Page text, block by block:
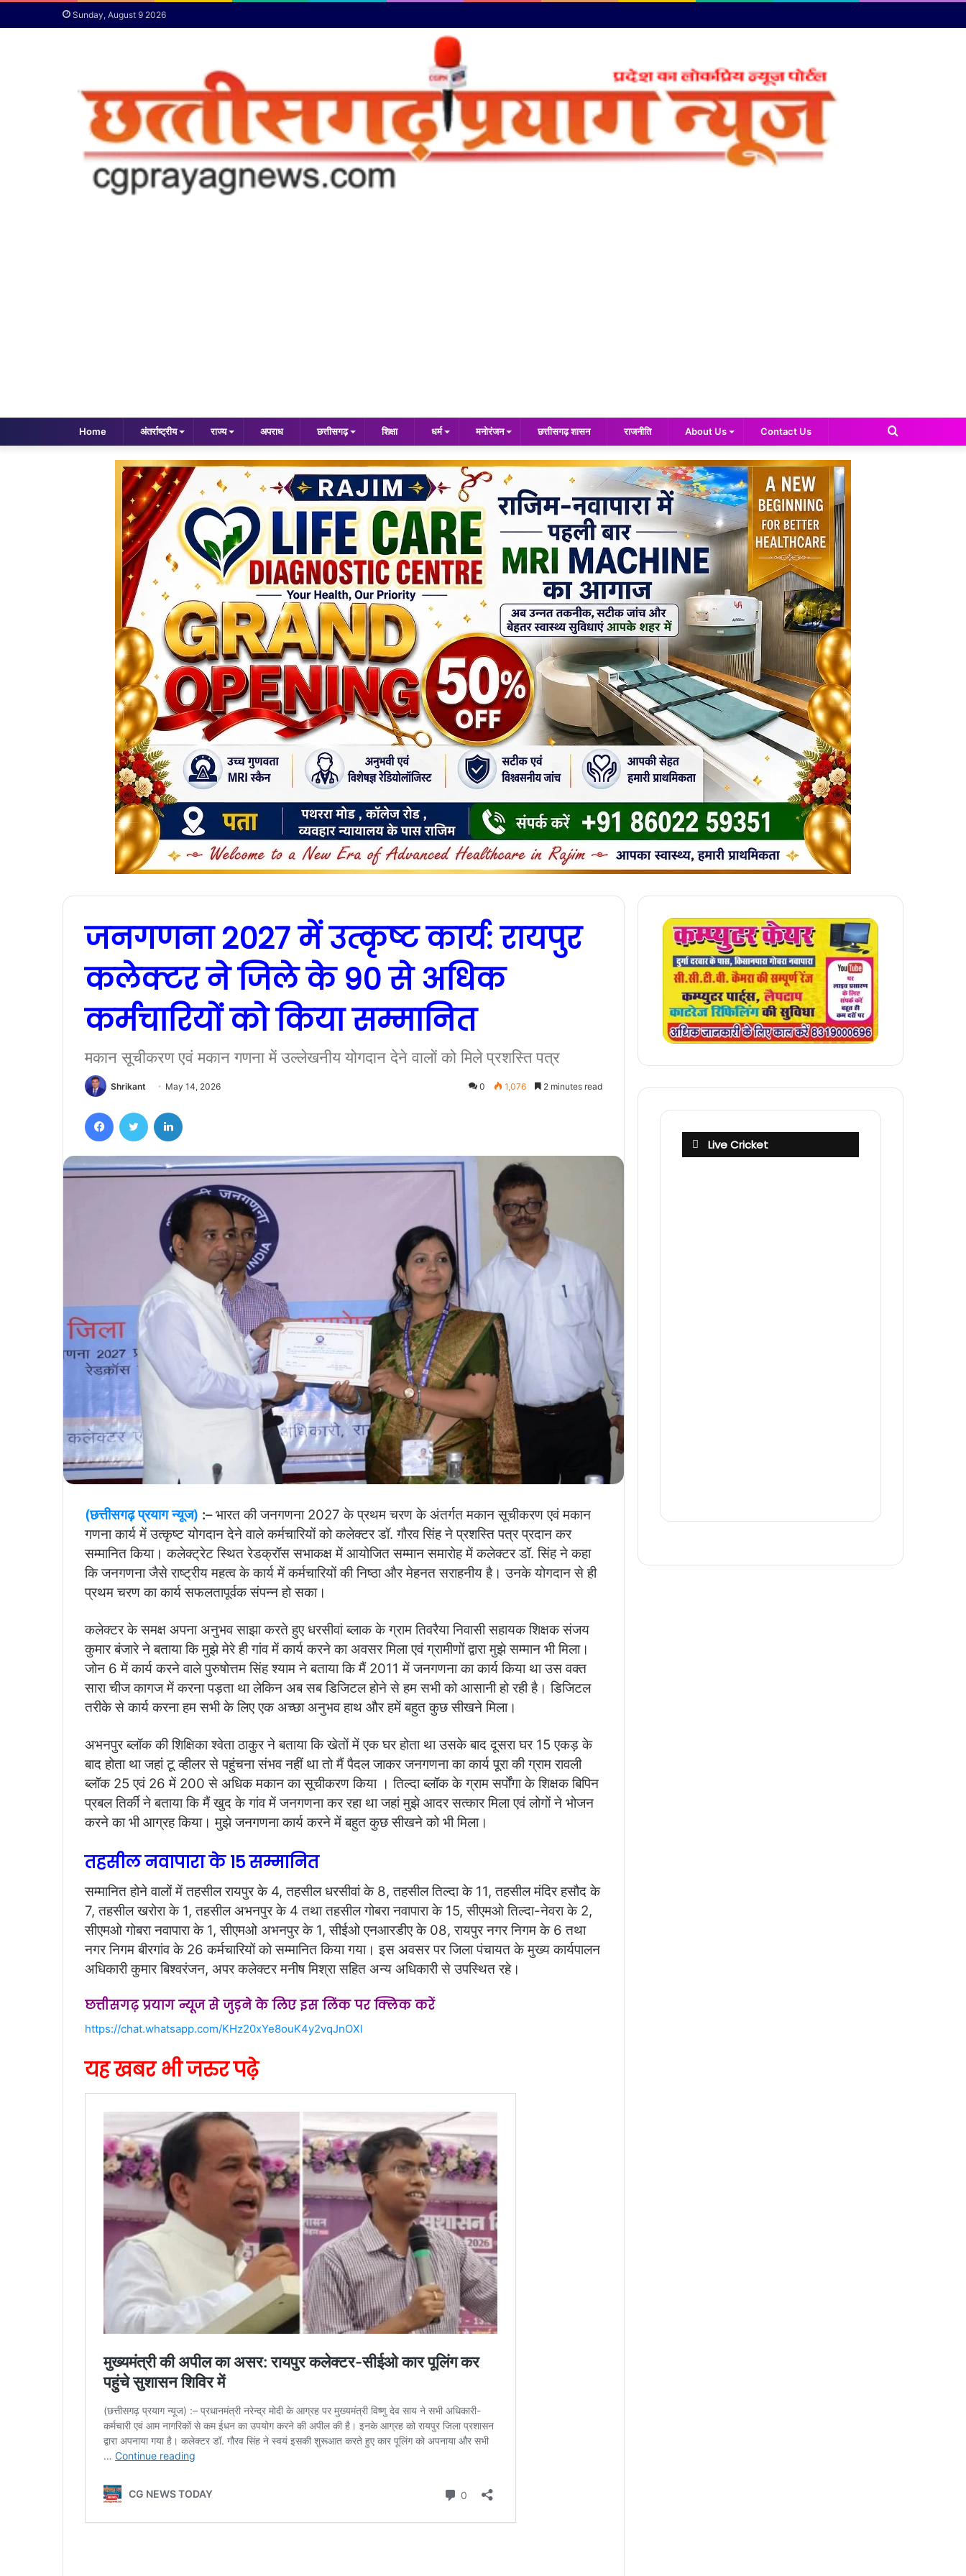
Sunday, August 9 2026
Home अंतर्राष्ट्रीय राज्य अपराध छत्तीसगढ़ शिक्षा धर्म मनोरंजन छत्तीसगढ़ शासन राजनीति About Us Contact Us
Search
जनगणना 2027 में उत्कृष्ट कार्य: रायपुर
कलेक्टर ने जिले के 90 से अधिक
कर्मचारियों को किया सम्मानित
मकान सूचीकरण एवं मकान गणना में उल्लेखनीय योगदान देने वालों को मिले प्रशस्ति पत्र
Shrikant May 14, 2026 0 1,076 2 minutes read
(छत्तीसगढ़ प्रयाग न्यूज) :– भारत की जनगणना 2027 के प्रथम चरण के अंतर्गत मकान सूचीकरण एवं मकान
गणना कार्य में उत्कृष्ट योगदान देने वाले कर्मचारियों को कलेक्टर डॉ. गौरव सिंह ने प्रशस्ति पत्र प्रदान कर
सम्मानित किया। कलेक्ट्रेट स्थित रेडक्रॉस सभाकक्ष में आयोजित सम्मान समारोह में कलेक्टर डॉ. सिंह ने कहा
कि जनगणना जैसे राष्ट्रीय महत्व के कार्य में कर्मचारियों की निष्ठा और मेहनत सराहनीय है। उनके योगदान से ही
प्रथम चरण का कार्य सफलतापूर्वक संपन्न हो सका।
कलेक्टर के समक्ष अपना अनुभव साझा करते हुए धरसीवां ब्लाक के ग्राम तिवरैया निवासी सहायक शिक्षक संजय
कुमार बंजारे ने बताया कि मुझे मेरे ही गांव में कार्य करने का अवसर मिला एवं ग्रामीणों द्वारा मुझे सम्मान भी मिला।
जोन 6 में कार्य करने वाले पुरुषोत्तम सिंह श्याम ने बताया कि मैं 2011 में जनगणना का कार्य किया था उस वक्त
सारा चीज कागज में करना पड़ता था लेकिन अब सब डिजिटल होने से हम सभी को आसानी हो रही है। डिजिटल
तरीके से कार्य करना हम सभी के लिए एक अच्छा अनुभव हाथ और हमें बहुत कुछ सीखने मिला।
अभनपुर ब्लॉक की शिक्षिका श्वेता ठाकुर ने बताया कि खेतों में एक घर होता था उसके बाद दूसरा घर 15 एकड़ के
बाद होता था जहां टू व्हीलर से पहुंचना संभव नहीं था तो मैं पैदल जाकर जनगणना का कार्य पूरा की ग्राम रावली
ब्लॉक 25 एवं 26 में 200 से अधिक मकान का सूचीकरण किया । तिल्दा ब्लॉक के ग्राम सर्पोंगा के शिक्षक बिपिन
प्रबल तिर्की ने बताया कि मैं खुद के गांव में जनगणना कर रहा था जहां मुझे आदर सत्कार मिला एवं लोगों ने भोजन
करने का भी आग्रह किया। मुझे जनगणना कार्य करने में बहुत कुछ सीखने को भी मिला।
तहसील नवापारा के 15 सम्मानित
सम्मानित होने वालों में तहसील रायपुर के 4, तहसील धरसीवां के 8, तहसील तिल्दा के 11, तहसील मंदिर हसौद के
7, तहसील खरोरा के 1, तहसील अभनपुर के 4 तथा तहसील गोबरा नवापारा के 15, सीएमओ तिल्दा-नेवरा के 2,
सीएमओ गोबरा नवापारा के 1, सीएमओ अभनपुर के 1, सीईओ एनआरडीए के 08, रायपुर नगर निगम के 6 तथा
नगर निगम बीरगांव के 26 कर्मचारियों को सम्मानित किया गया। इस अवसर पर जिला पंचायत के मुख्य कार्यपालन
अधिकारी कुमार बिश्वरंजन, अपर कलेक्टर मनीष मिश्रा सहित अन्य अधिकारी से उपस्थित रहे।
छत्तीसगढ़ प्रयाग न्यूज से जुड़ने के लिए इस लिंक पर क्लिक करें
https://chat.whatsapp.com/KHz20xYe8ouK4y2vqJnOXl
यह खबर भी जरुर पढ़े
Live Cricket